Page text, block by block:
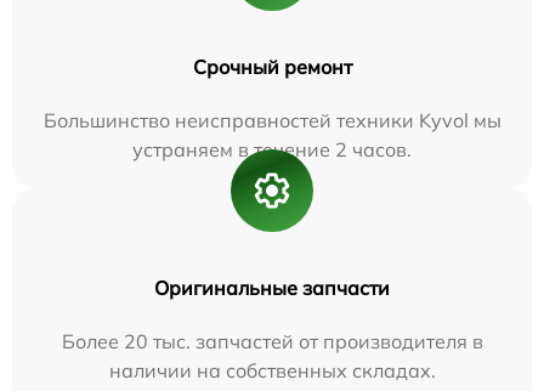
Срочный ремонт
Большинство неисправностей техники Kyvol мы
устраняем в течение 2 часов.
Оригинальные запчасти
Более 20 тыс. запчастей от производителя в
наличии на собственных складах.